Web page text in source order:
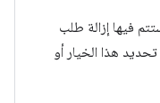
فيها إزالة طلب
هذا الخيار أو